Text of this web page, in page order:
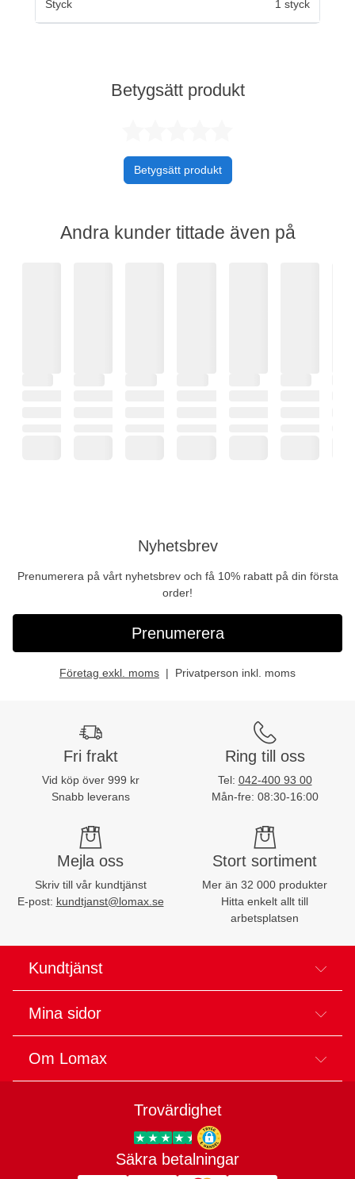
Styck 1 styck
Betygsätt produkt
Betygsätt produkt
Andra kunder tittade även på
Nyhetsbrev
Prenumerera på vårt nyhetsbrev och få 10% rabatt på din första
order!
Prenumerera
Företag exkl. moms Privatperson inkl. moms
Fri frakt
Vid köp över 999 kr
Snabb leverans
Ring till oss
Tel: 042-400 93 00
Mån-fre: 08:30-16:00
Mejla oss
Skriv till vår kundtjänst
E-post: kundtjanst@lomax.se
Stort sortiment
Mer än 32 000 produkter
Hitta enkelt allt till
arbetsplatsen
Kundtjänst
Mina sidor
Om Lomax
Trovärdighet
Trygg E-handel
Säkra betalningar